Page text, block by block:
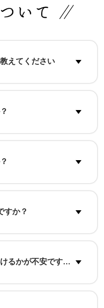
えてください
すか？
るかが不安です…